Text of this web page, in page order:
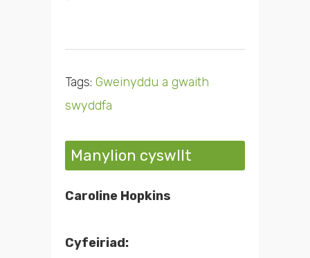
Tags: Gweinyddu a gwaith
swyddfa
Manylion cyswllt
Caroline Hopkins
Cyfeiriad: